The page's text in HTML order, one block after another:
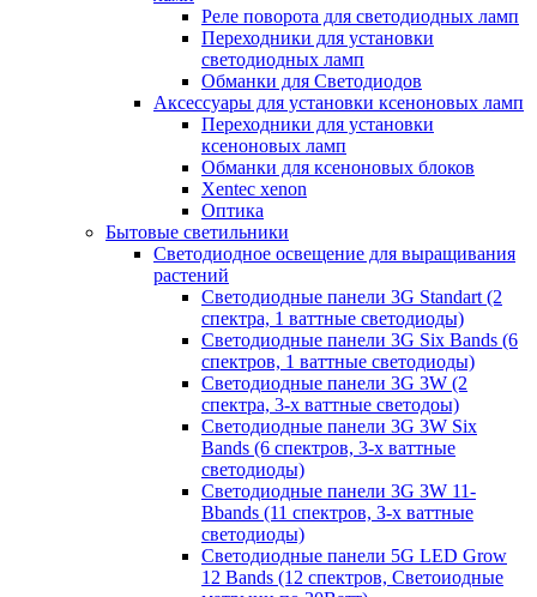
Реле поворота для светодиодных ламп
Переходники для установки
светодиодных ламп
Обманки для Светодиодов
Аксессуары для установки ксеноновых ламп
Переходники для установки
ксеноновых ламп
Обманки для ксеноновых блоков
Xentec xenon
Оптика
Бытовые светильники
Светодиодное освещение для выращивания
растений
Cветодиодные панели 3G Standart (2
спектра, 1 ваттные светодиоды)
Светодиодные панели 3G Six Bands (6
спектров, 1 ваттные светодиоды)
Светодиодные панели 3G 3W (2
спектра, 3-х ваттные светодоы)
Светодиодные панели 3G 3W Six
Bands (6 спектров, 3-х ваттные
светодиоды)
Светодиодные панели 3G 3W 11-
Bbands (11 спектров, З-х ваттные
светодиоды)
Светодиодные панели 5G LЕD Grow
12 Bands (12 спектров, Светоиодные